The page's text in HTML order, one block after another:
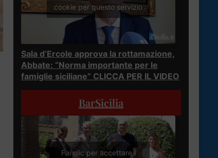
cookie per questo servizio
Sala d’Ercole approva la rottamazione,
Abbate: “Norma importante per le
famiglie siciliane” CLICCA PER IL VIDEO
BarSicilia
Fai clic per accettare i